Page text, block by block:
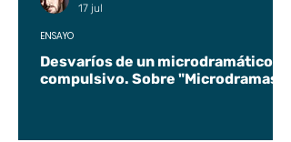
Desvaríos de un microdramático
compulsivo. Sobre "Microdramas".
ENSAYO
17 jul